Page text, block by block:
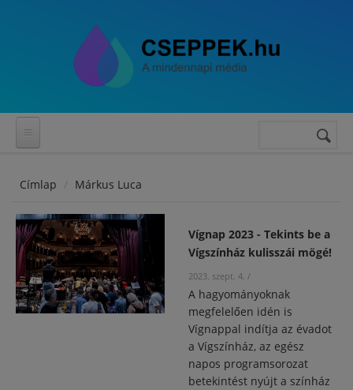
Keresés
Címlap Márkus Luca
Vígnap 2023 - Tekints be a
Vígszínház kulisszái mögé!
2023. szept. 4. /
A hagyományoknak
megfelelően idén is
Vígnappal indítja az évadot
a Vígszínház, az egész
napos programsorozat
betekintést nyújt a színház